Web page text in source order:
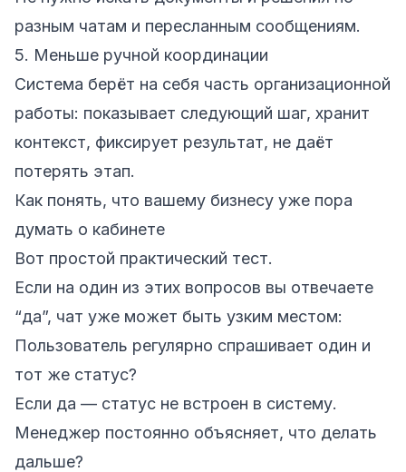
разным чатам и пересланным сообщениям.
5. Меньше ручной координации
Система берёт на себя часть организационной
работы: показывает следующий шаг, хранит
контекст, фиксирует результат, не даёт
потерять этап.
Как понять, что вашему бизнесу уже пора
думать о кабинете
Вот простой практический тест.
Если на один из этих вопросов вы отвечаете
“да”, чат уже может быть узким местом:
Пользователь регулярно спрашивает один и
тот же статус?
Если да — статус не встроен в систему.
Менеджер постоянно объясняет, что делать
дальше?